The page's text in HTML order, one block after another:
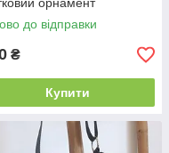
до відправки
₴
Купити